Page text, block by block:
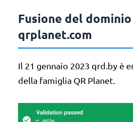
Fusione del
qrplanet.com
Il 21 gennaio 2023 qrd.by è
della famiglia QR Planet.